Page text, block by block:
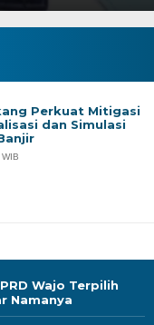
Wajo Terpilih
Namanya
Perkuat Mitigasi
dan Simulasi